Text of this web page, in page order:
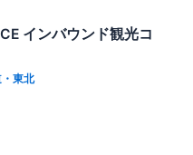
インバウンド観光コ
東北